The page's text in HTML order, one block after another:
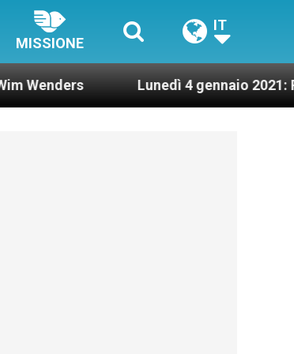
MISSIONE
IT
Lunedì 4 gennaio 2021: Possesso